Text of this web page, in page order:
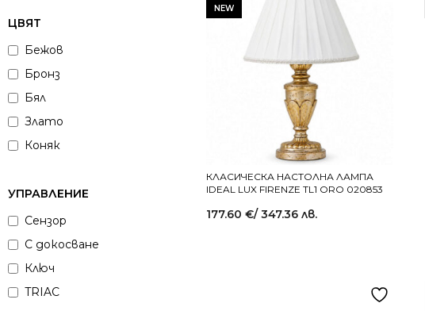
ЦВЯТ
Бежов
Бронз
Бял
Злато
Коняк
Многоцветен
Никел
Опушен
Прозрачен
Сатиниран никел
УПРАВЛЕНИЕ
Сензор
С докосване
Ключ
TRIAC
NEW
КЛАСИЧЕСКА НАСТОЛНА ЛАМПА
IDEAL LUX FIRENZE TL1 ORO 020853
177.60 €/ 347.36 лв.